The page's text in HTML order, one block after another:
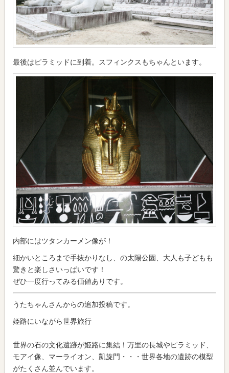
最後はピラミッドに到着。スフィンクスもちゃんといます。
内部にはツタンカーメン像が！
細かいところまで手抜かりなし、の太陽公園、大人も子どもも
驚きと楽しさいっぱいです！
ぜひ一度行ってみる価値ありです。
うたちゃんさんからの追加投稿です。
姫路にいながら世界旅行
世界の石の文化遺跡が姫路に集結！万里の長城やピラミッド、
モアイ像、マーライオン、凱旋門・・・世界各地の遺跡の模型
がたくさん並んでいます。